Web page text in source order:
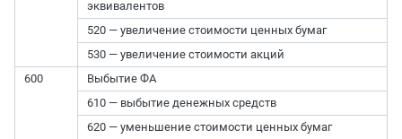
эквивалентов
520 — увеличение стоимости ценных бумаг
530 — увеличение стоимости акций
600
Выбытие ФА
610 — выбытие денежных средств
620 — уменьшение стоимости ценных бумаг